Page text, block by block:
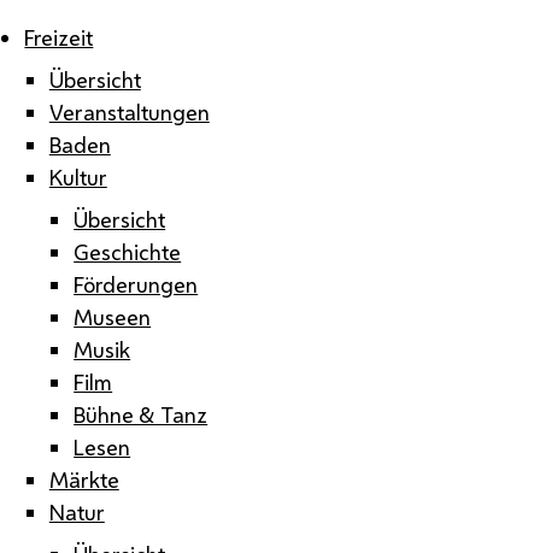
Freizeit
Übersicht
Veranstaltungen
Baden
Kultur
Übersicht
Geschichte
Förderungen
Museen
Musik
Film
Bühne & Tanz
Lesen
Märkte
Natur